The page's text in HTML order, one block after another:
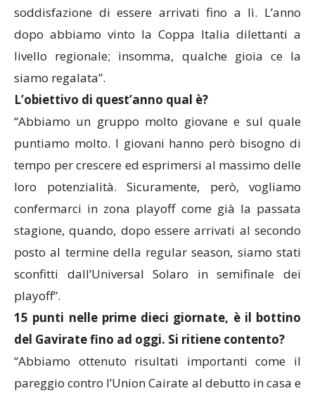
soddisfazione di essere arrivati fino a lì. L’anno
dopo abbiamo vinto la Coppa Italia dilettanti a
livello regionale; insomma, qualche gioia ce la
siamo regalata”.
L’obiettivo di quest’anno qual è?
“Abbiamo un gruppo molto giovane e sul quale
puntiamo molto. I giovani hanno però bisogno di
tempo per crescere ed esprimersi al massimo delle
loro potenzialità. Sicuramente, però, vogliamo
confermarci in zona playoff come già la passata
stagione, quando, dopo essere arrivati al secondo
posto al termine della regular season, siamo stati
sconfitti dall’Universal Solaro in semifinale dei
playoff”.
15 punti nelle prime dieci giornate, è il bottino
del Gavirate fino ad oggi. Si ritiene contento?
“Abbiamo ottenuto risultati importanti come il
pareggio contro l’Union Cairate al debutto in casa e